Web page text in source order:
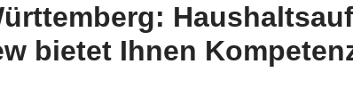
bietet Ihnen